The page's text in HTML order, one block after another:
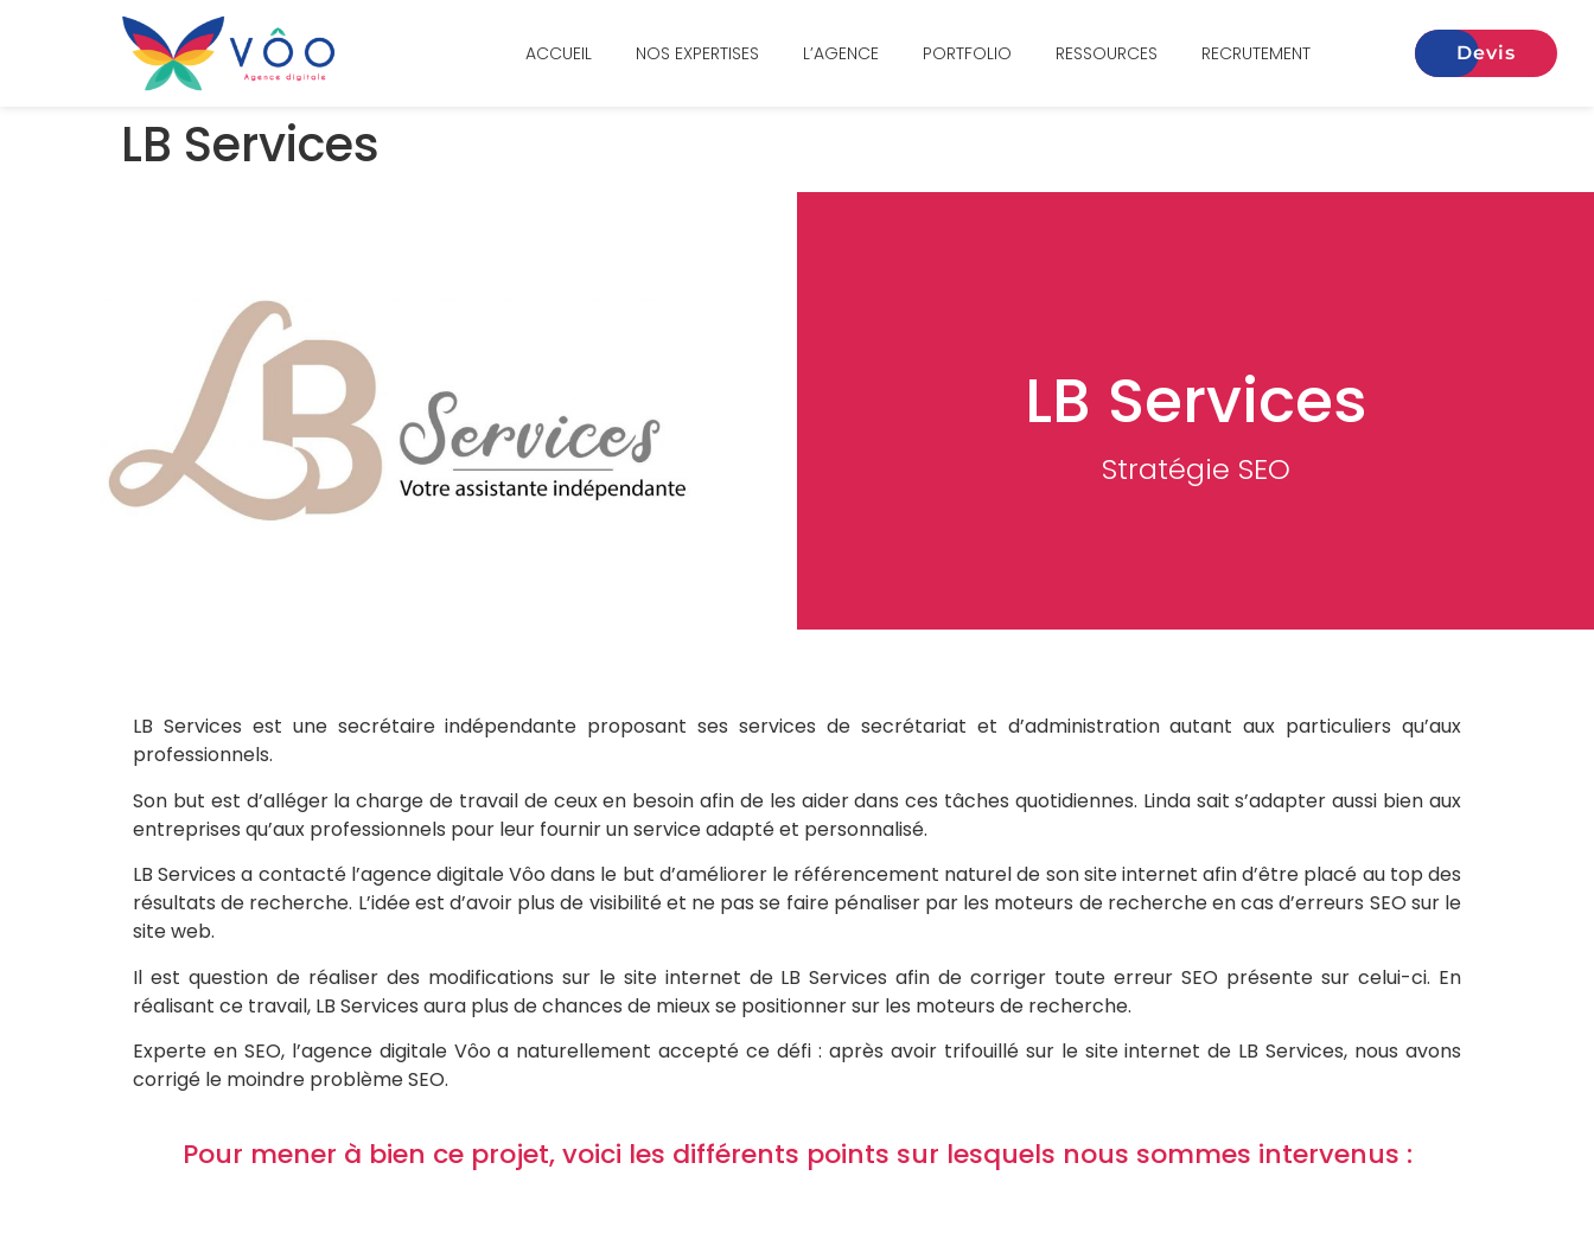
ACCUEIL NOS EXPERTISES L’AGENCE PORTFOLIO RESSOURCES RECRUTEMENT Devis
LB Services
LB Services
Stratégie SEO
LB Services est une secrétaire indépendante proposant ses services de secrétariat et d’administration autant aux particuliers qu’aux
professionnels.
Son but est d’alléger la charge de travail de ceux en besoin afin de les aider dans ces tâches quotidiennes. Linda sait s’adapter aussi bien aux
entreprises qu’aux professionnels pour leur fournir un service adapté et personnalisé.
LB Services a contacté l’agence digitale Vôo dans le but d’améliorer le référencement naturel de son site internet afin d’être placé au top des
résultats de recherche. L’idée est d’avoir plus de visibilité et ne pas se faire pénaliser par les moteurs de recherche en cas d’erreurs SEO sur le
site web.
Il est question de réaliser des modifications sur le site internet de LB Services afin de corriger toute erreur SEO présente sur celui-ci. En
réalisant ce travail, LB Services aura plus de chances de mieux se positionner sur les moteurs de recherche.
Experte en SEO, l’agence digitale Vôo a naturellement accepté ce défi : après avoir trifouillé sur le site internet de LB Services, nous avons
corrigé le moindre problème SEO.
Pour mener à bien ce projet, voici les différents points sur lesquels nous sommes intervenus :